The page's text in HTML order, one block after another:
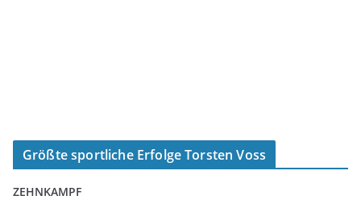
Größte sportliche Erfolge Torsten Voss
ZEHNKAMPF